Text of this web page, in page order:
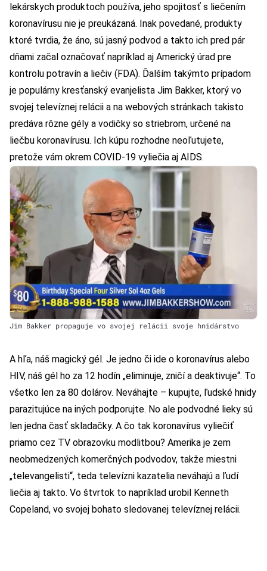
lekárskych produktoch používa, jeho spojitosť s liečením
koronavírusu nie je preukázaná. Inak povedané, produkty
ktoré tvrdia, že áno, sú jasný podvod a takto ich pred pár
dňami začal označovať napríklad aj Americký úrad pre
kontrolu potravín a liečiv (FDA). Ďalším takýmto prípadom
je populárny kresťanský evanjelista Jim Bakker, ktorý vo
svojej televíznej relácii a na webových stránkach takisto
predáva rôzne gély a vodičky so striebrom, určené na
liečbu koronavírusu. Ich kúpu rozhodne neoľutujete,
pretože vám okrem COVID-19 vyliečia aj AIDS.
Jim Bakker propaguje vo svojej relácii svoje hnidárstvo
A hľa, náš magický gél. Je jedno či ide o koronavírus alebo
HIV, náš gél ho za 12 hodín „eliminuje, zničí a deaktivuje“. To
všetko len za 80 dolárov. Neváhajte – kupujte, ľudské hnidy
parazitujúce na iných podporujte. No ale podvodné lieky sú
len jedna časť skladačky. A čo tak koronavírus vyliečiť
priamo cez TV obrazovku modlitbou? Amerika je zem
neobmedzených komerčných podvodov, takže miestni
„televangelisti“, teda televízni kazatelia neváhajú a ľudí
liečia aj takto. Vo štvrtok to napríklad urobil Kenneth
Copeland, vo svojej bohato sledovanej televíznej relácii.